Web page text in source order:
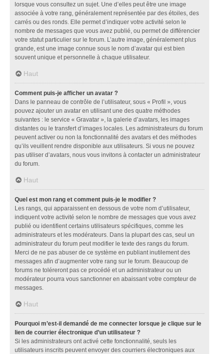
lorsque vous consultez un sujet. Une d’elles peut être une image
associée à votre rang, généralement représentée par des étoiles, des
carrés ou des ronds. Elle permet d’indiquer votre activité selon le
nombre de messages que vous avez publié, ou permet de différencier
votre statut particulier sur le forum. L’autre image, généralement plus
grande, est une image connue sous le nom d’avatar qui est bien
souvent unique et personnelle à chaque utilisateur.
Haut
Comment puis-je afficher un avatar ?
Dans le panneau de contrôle de l’utilisateur, sous « Profil », vous
pouvez ajouter un avatar en utilisant une des quatre méthodes
suivantes : le service « Gravatar », la galerie d’avatars, les images
distantes ou le transfert d’images locales. Les administrateurs du forum
peuvent activer ou non la fonctionnalité des avatars et des méthodes
qu’ils veuillent rendre disponible aux utilisateurs. Si vous ne pouvez
pas utiliser d’avatars, nous vous invitons à contacter un administrateur
du forum.
Haut
Quel est mon rang et comment puis-je le modifier ?
Les rangs, qui apparaissent en dessous de votre nom d’utilisateur,
indiquent votre activité selon le nombre de messages que vous avez
publié ou identifient certains utilisateurs spécifiques, comme les
administrateurs et les modérateurs. Dans la plupart des cas, seul un
administrateur du forum peut modifier le texte des rangs du forum.
Merci de ne pas abuser de ce système en publiant inutilement des
messages afin d’augmenter votre rang sur le forum. Beaucoup de
forums ne toléreront pas ce procédé et un administrateur ou un
modérateur pourra vous sanctionner en abaissant votre compteur de
messages.
Haut
Pourquoi m’est-il demandé de me connecter lorsque je clique sur le
lien de courrier électronique d’un utilisateur ?
Si les administrateurs ont activé cette fonctionnalité, seuls les
utilisateurs inscrits peuvent envoyer des courriers électroniques aux